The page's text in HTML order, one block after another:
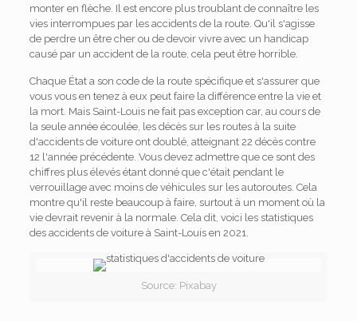
monter en flèche. Il est encore plus troublant de connaître les
vies interrompues par les accidents de la route. Qu'il s'agisse
de perdre un être cher ou de devoir vivre avec un handicap
causé par un accident de la route, cela peut être horrible.
Chaque État a son code de la route spécifique et s'assurer que
vous vous en tenez à eux peut faire la différence entre la vie et
la mort. Mais Saint-Louis ne fait pas exception car, au cours de
la seule année écoulée, les décès sur les routes à la suite
d'accidents de voiture ont doublé, atteignant 22 décès contre
12 l'année précédente. Vous devez admettre que ce sont des
chiffres plus élevés étant donné que c'était pendant le
verrouillage avec moins de véhicules sur les autoroutes. Cela
montre qu'il reste beaucoup à faire, surtout à un moment où la
vie devrait revenir à la normale. Cela dit, voici les statistiques
des accidents de voiture à Saint-Louis en 2021.
Source: Pixabay